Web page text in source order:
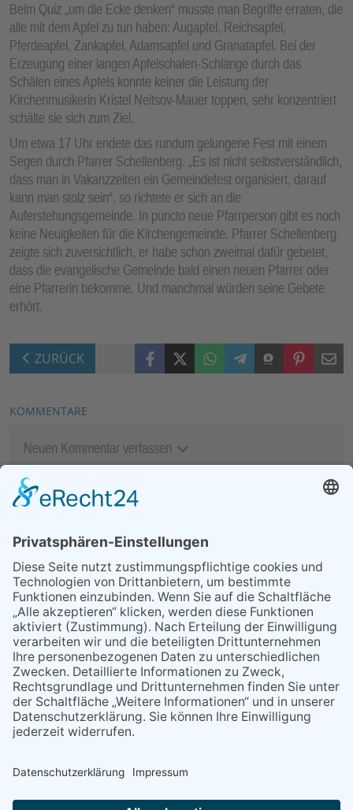
Beim Quiz „um die Ecke denken“ musste man Begriffe erraten, die
alle mit dem Apfel zu tun haben: Augapfel, Reichsapfel,
Pferdeapfel, Zankapfel, Adamsapfel und Granatapfel. Bei der
Erzeugung einer langen Apfelschalen-Schlange durch das
Schälen eines Apfels konnte keiner die Leistung der
Kirchenmusikerin Kristel Neitsov-Mauer toppen, sehr konzentriert
schälte sie sich zum Ziel.
Um etwa 17 Uhr endete das rundum gelungene Fest mit einem
Segen durch Pfarrer Schellenberg. „Es ist nicht selbstverständlich,
dass man in Vakanzzeiten ein Gemeindefest organisiert, darauf
kann man stolz sein“, so richtete er sich an die
Auferstehungsgemeinde. In puncto neue Pfarrperson gibt es noch
keine Neuigkeiten für die Kirchengemeinde. Pfarrer Schellenberg
zeigte sich zuversichtlich, er habe schon zweimal dafür gebetet,
dass die evangelische Gemeinde bald einen neuen Pfarrer oder
eine Pfarrerin bekomme. Und manchmal würden seine Gebete
erhört.
ZURÜCK FacebookX (Twitter)WhatsAppTelegramThreemaPinterestMail
KOMMENTARE
Neuen Kommentar verfassen
MEIST GELESEN
06.08.2026
13. Folk- & Bluesfestival
kehrt zurück zu seinen
Wurzeln
07.08.2026
Niederlage trotz guter
Leistung
03.08.2026
„Mein Smartphone im Alltag“
29.05.2026
Was Tschernobyl vor 40
Jahren für Kriftel bedeutete
07.08.2026
Montag, 24. August: Handy
Café geöffnet